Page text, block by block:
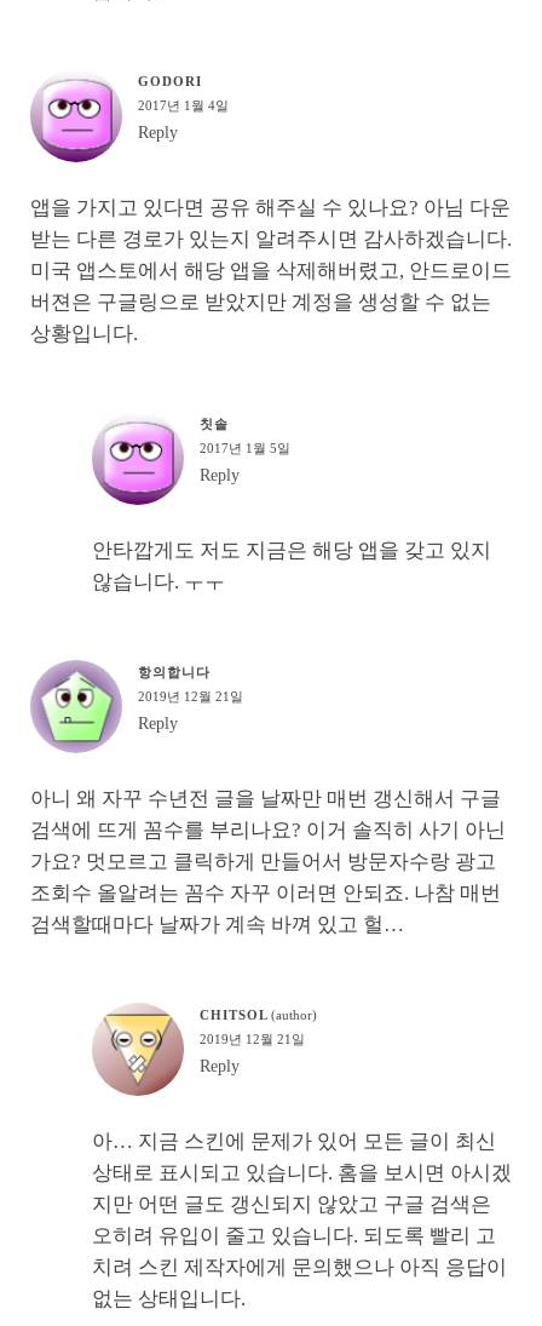
GODORI
2017년 1월 4일
Reply
앱을 가지고 있다면 공유 해주실 수 있나요? 아님 다운
받는 다른 경로가 있는지 알려주시면 감사하겠습니다.
미국 앱스토에서 해당 앱을 삭제해버렸고, 안드로이드
버젼은 구글링으로 받았지만 계정을 생성할 수 없는
상황입니다.
칫솔
2017년 1월 5일
Reply
안타깝게도 저도 지금은 해당 앱을 갖고 있지
않습니다. ㅜㅜ
항의합니다
2019년 12월 21일
Reply
아니 왜 자꾸 수년전 글을 날짜만 매번 갱신해서 구글
검색에 뜨게 꼼수를 부리나요? 이거 솔직히 사기 아닌
가요? 멋모르고 클릭하게 만들어서 방문자수랑 광고
조회수 올알려는 꼼수 자꾸 이러면 안되죠. 나참 매번
검색할때마다 날짜가 계속 바껴 있고 헐…
CHITSOL
2019년 12월 21일
Reply
아… 지금 스킨에 문제가 있어 모든 글이 최신
상태로 표시되고 있습니다. 홈을 보시면 아시겠
지만 어떤 글도 갱신되지 않았고 구글 검색은
오히려 유입이 줄고 있습니다. 되도록 빨리 고
치려 스킨 제작자에게 문의했으나 아직 응답이
없는 상태입니다.